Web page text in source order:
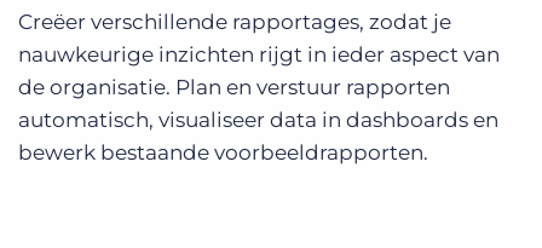
Creëer verschillende rapportages, zodat je
nauwkeurige inzichten rijgt in ieder aspect van
de organisatie. Plan en verstuur rapporten
automatisch, visualiseer data in dashboards en
bewerk bestaande voorbeeldrapporten.